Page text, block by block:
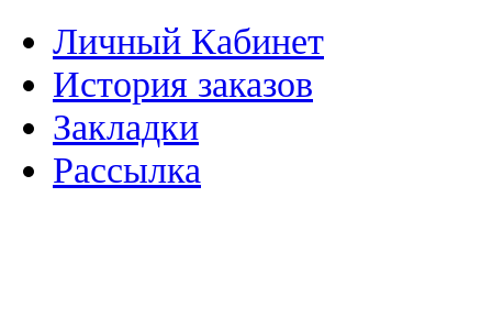
Личный Кабинет
История заказов
Закладки
Рассылка